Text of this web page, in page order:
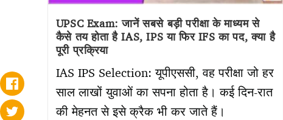
UPSC Exam: जानें सबसे बड़ी परीक्षा के माध्यम से
कैसे तय होता है IAS, IPS या फिर IFS का पद, क्या है
पूरी प्रक्रिया
IAS IPS Selection: यूपीएससी, वह परीक्षा जो हर
साल लाखों युवाओं का सपना होता है। कई दिन-रात
की मेहनत से इसे क्रैक भी कर जाते हैं।